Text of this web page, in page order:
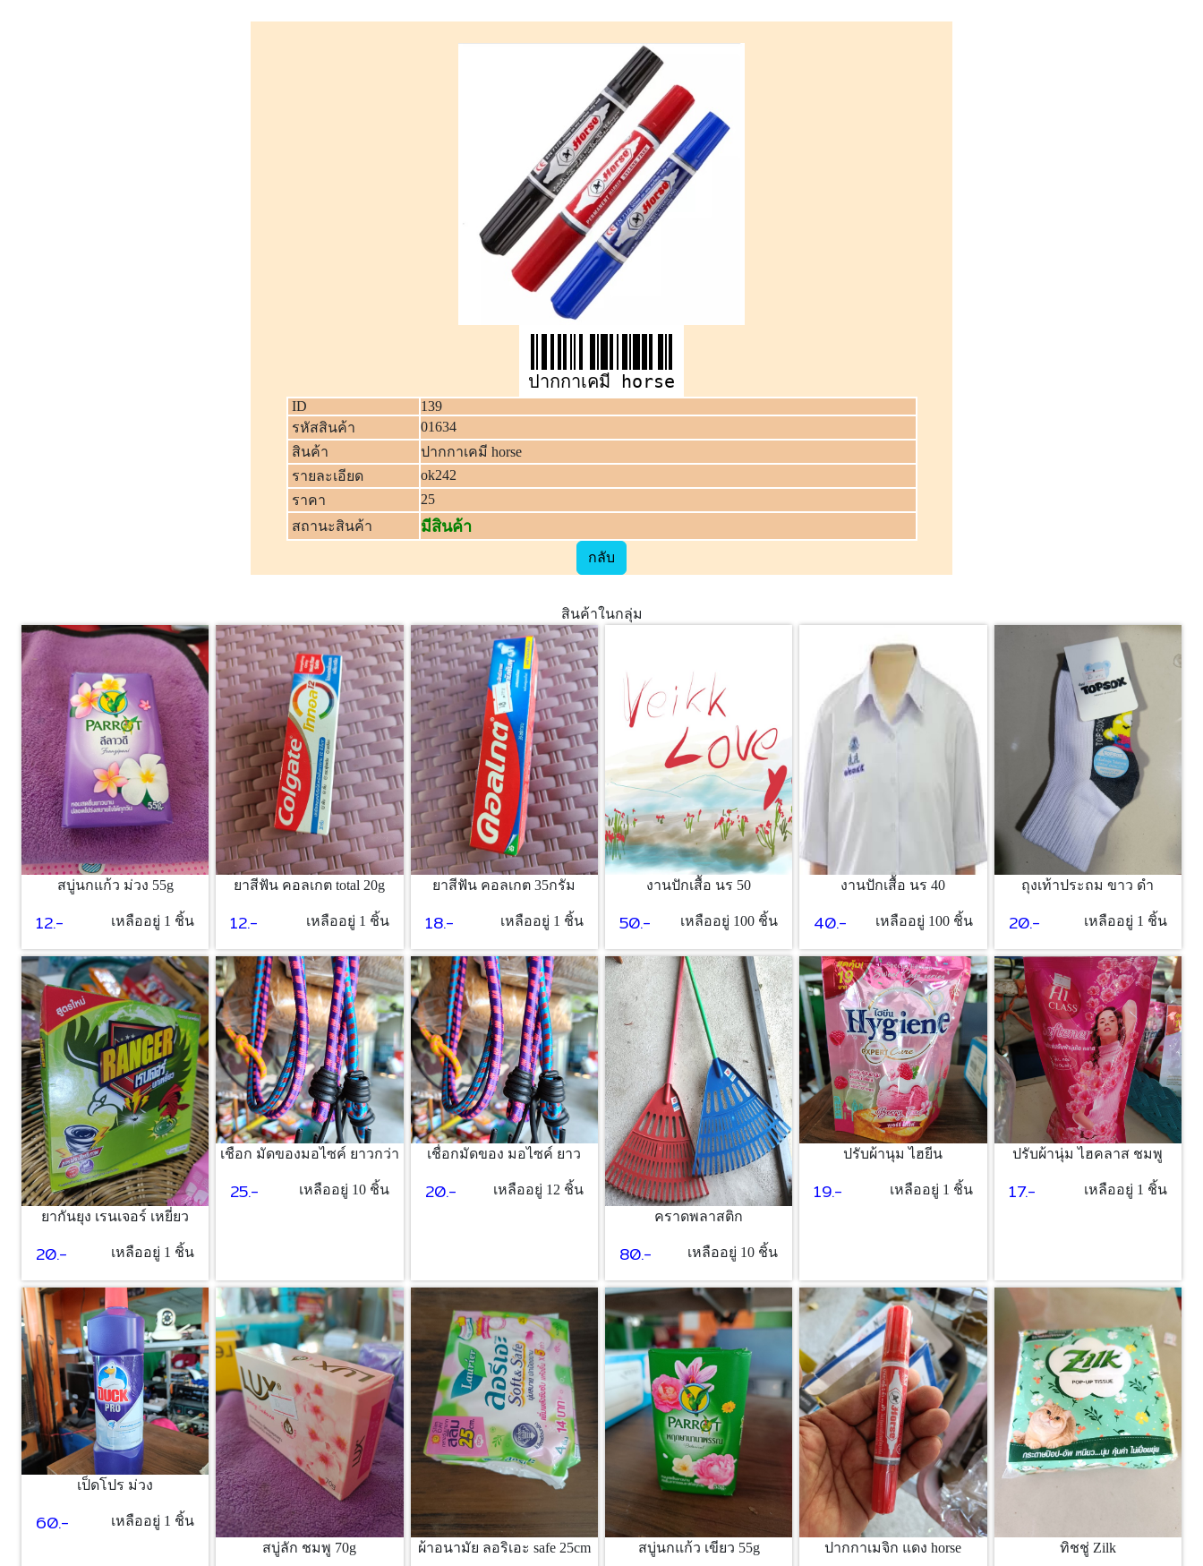
ปากกาเคมี horse
ID
139
รหัสสินค้า
01634
สินค้า
ปากกาเคมี horse
รายละเอียด
ok242
ราคา
25
สถานะสินค้า
มีสินค้า
กลับ
สินค้าในกลุ่ม
สบู่นกแก้ว ม่วง 55g
12.- เหลืออยู่ 1 ชิ้น
ยาสีฟัน คอลเกต total 20g
12.- เหลืออยู่ 1 ชิ้น
ยาสีฟัน คอลเกต 35กรัม
18.- เหลืออยู่ 1 ชิ้น
งานปักเสื้อ นร 50
50.- เหลืออยู่ 100 ชิ้น
งานปักเสื้อ นร 40
40.- เหลืออยู่ 100 ชิ้น
ถุงเท้าประถม ขาว ดำ
20.- เหลืออยู่ 1 ชิ้น
ยากันยุง เรนเจอร์ เหยี่ยว
20.- เหลืออยู่ 1 ชิ้น
เชือก มัดของมอไซค์ ยาวกว่า
25.- เหลืออยู่ 10 ชิ้น
เชื่อกมัดของ มอไซค์ ยาว
20.-
เหลืออยู่ 12 ชิ้น
คราดพลาสติก
80.- เหลืออยู่ 10 ชิ้น
ปรับผ้านุม ไฮยีน
19.- เหลืออยู่ 1 ชิ้น
ปรับผ้านุ่ม ไฮคลาส ชมพู
17.- เหลืออยู่ 1 ชิ้น
เป็ดโปร ม่วง
60.-
เหลืออยู่ 1 ชิ้น
สบู่ลัก ชมพู 70g
ผ้าอนามัย ลอริเอะ safe 25cm สบู่นกแก้ว เขียว 55g ปากกาเมจิก แดง horse ทิชชู่ Zilk